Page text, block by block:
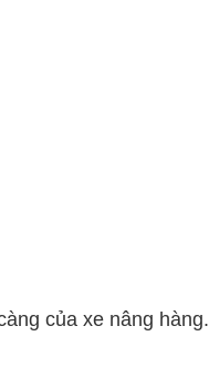
của xe nâng hàng.